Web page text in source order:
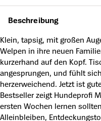
Beschreibung
Klein, tapsig, mit großen
Welpen in ihre neuen
kurzerhand auf den Kopf.
angesprungen, und fühlt
herzerweichend. Jetzt ist
Bestseller zeigt Hundeprofi
ersten Wochen lernen
Alleinbleiben,